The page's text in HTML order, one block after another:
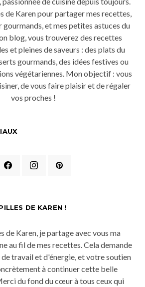
de Karen pour partager mes recettes,
et mes petites astuces du
blog, vous trouverez des recettes
et pleines de saveurs : des plats du
gourmands, des idées festives ou
végétariennes. Mon objectif : vous
de vous faire plaisir et de régaler
vos proches !
DE KAREN !
de Karen, je partage avec vous ma
au fil de mes recettes. Cela demande
travail et d'énergie, et votre soutien
à continuer cette belle
du fond du cœur à tous ceux qui